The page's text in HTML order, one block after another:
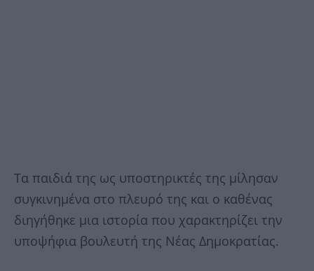
Τα παιδιά της ως υποστηρικτές της μίλησαν
συγκινημένα στο πλευρό της και ο καθένας
διηγήθηκε μια ιστορία που χαρακτηρίζει την
υποψήφια βουλευτή της Νέας Δημοκρατίας.